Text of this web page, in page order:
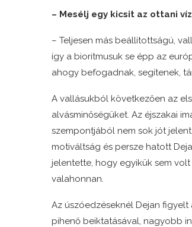
– Mesélj egy kicsit az ottani
– Teljesen más beállítottságú,
így a bioritmusuk se épp az
ahogy befogadnak, segítenek,
A vallásukból következően az
alvásminőségüket. Az éjszakai
szempontjából nem sok jót
motiváltság és persze hatott
jelentette, hogy egyikük sem
valahonnan.
Az úszóedzéseknél Dejan
pihenő beiktatásával, nagyobb